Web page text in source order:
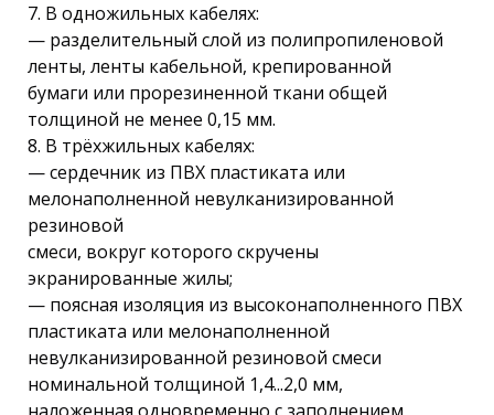
7. В одножильных кабелях:
— разделительный слой из полипропиленовой
ленты, ленты кабельной, крепированной
бумаги или прорезиненной ткани общей
толщиной не менее 0,15 мм.
8. В трёхжильных кабелях:
— сердечник из ПВХ пластиката или
мелонаполненной невулканизированной
резиновой
смеси, вокруг которого скручены
экранированные жилы;
— поясная изоляция из высоконаполненного ПВХ
пластиката или мелонаполненной
невулканизированной резиновой смеси
номинальной толщиной 1,4...2,0 мм,